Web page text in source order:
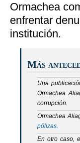
Ormachea
enfrentar
institución.
Más
Una
Ormachea
corrupción.
Ormachea
pólizas.
En otro caso,